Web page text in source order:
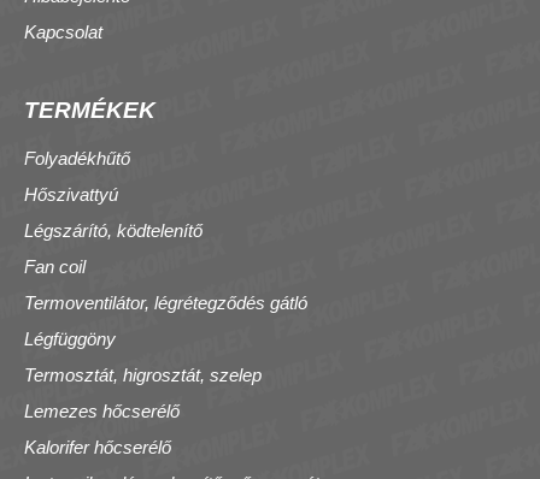
Kapcsolat
TERMÉKEK
Folyadékhűtő
Hőszivattyú
Légszárító, ködtelenítő
Fan coil
Termoventilátor, légrétegződés gátló
Légfüggöny
Termosztát, higrosztát, szelep
Lemezes hőcserélő
Kalorifer hőcserélő